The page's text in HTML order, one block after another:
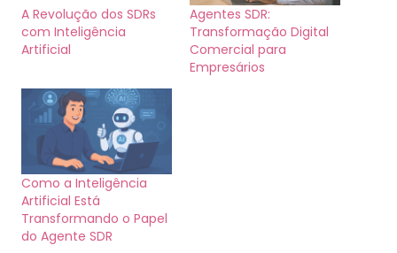
A Revolução dos SDRs
com Inteligência
Artificial
Agentes SDR:
Transformação Digital
Comercial para
Empresários
Como a Inteligência
Artificial Está
Transformando o Papel
do Agente SDR